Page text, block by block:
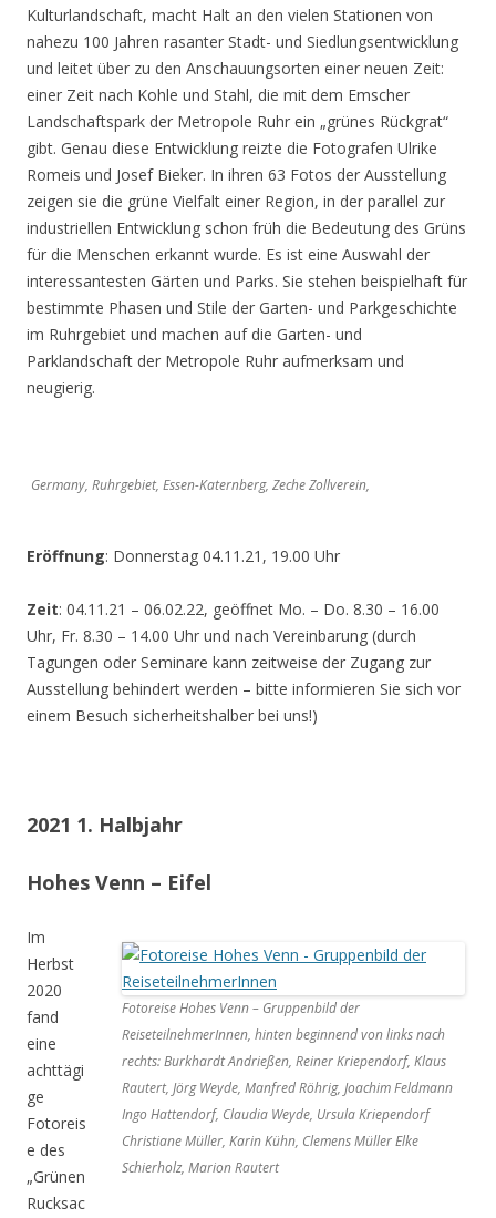
Kulturlandschaft, macht Halt an den vielen Stationen von
nahezu 100 Jahren rasanter Stadt- und Siedlungsentwicklung
und leitet über zu den Anschauungsorten einer neuen Zeit:
einer Zeit nach Kohle und Stahl, die mit dem Emscher
Landschaftspark der Metropole Ruhr ein „grünes Rückgrat“
gibt. Genau diese Entwicklung reizte die Fotografen Ulrike
Romeis und Josef Bieker. In ihren 63 Fotos der Ausstellung
zeigen sie die grüne Vielfalt einer Region, in der parallel zur
industriellen Entwicklung schon früh die Bedeutung des Grüns
für die Menschen erkannt wurde. Es ist eine Auswahl der
interessantesten Gärten und Parks. Sie stehen beispielhaft für
bestimmte Phasen und Stile der Garten- und Parkgeschichte
im Ruhrgebiet und machen auf die Garten- und
Parklandschaft der Metropole Ruhr aufmerksam und
neugierig.
Germany, Ruhrgebiet, Essen-Katernberg, Zeche Zollverein,
Eröffnung: Donnerstag 04.11.21, 19.00 Uhr
Zeit: 04.11.21 – 06.02.22, geöffnet Mo. – Do. 8.30 – 16.00
Uhr, Fr. 8.30 – 14.00 Uhr und nach Vereinbarung (durch
Tagungen oder Seminare kann zeitweise der Zugang zur
Ausstellung behindert werden – bitte informieren Sie sich vor
einem Besuch sicherheitshalber bei uns!)
2021 1. Halbjahr
Hohes Venn – Eifel
Fotoreise Hohes Venn – Gruppenbild der
ReiseteilnehmerInnen, hinten beginnend von links nach
rechts: Burkhardt Andrießen, Reiner Kriependorf, Klaus
Rautert, Jörg Weyde, Manfred Röhrig, Joachim Feldmann
Ingo Hattendorf, Claudia Weyde, Ursula Kriependorf
Christiane Müller, Karin Kühn, Clemens Müller Elke
Schierholz, Marion Rautert
Im
Herbst
2020
fand
eine
achttägi
ge
Fotoreis
e des
„Grünen
Rucksac